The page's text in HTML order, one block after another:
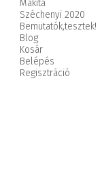
Makita
Széchenyi 2020
Bemutatók,tesztek!
Blog
Kosár
Belépés
Regisztráció